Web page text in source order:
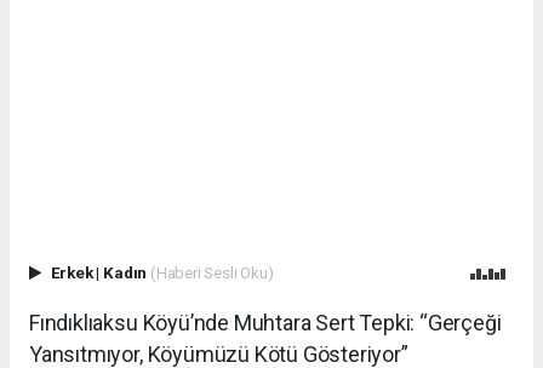
Erkek| Kadın (Haberi Sesli Oku)
Fındıklıaksu Köyü’nde Muhtara Sert Tepki: “Gerçeği
Yansıtmıyor, Köyümüzü Kötü Gösteriyor”